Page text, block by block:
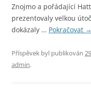
Znojmo a pořádající
prezentovaly velkou
dokázaly … Pokračovat →
Příspěvek byl publikován
admin.